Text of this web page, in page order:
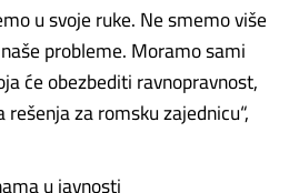
u svoje ruke. Ne smemo više
probleme. Moramo sami
će obezbediti ravnopravnost,
za romsku zajednicu“,